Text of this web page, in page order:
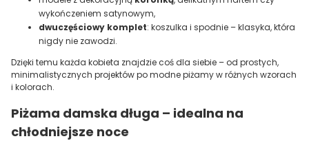
wykończeniem satynowym,
dwuczęściowy komplet: koszulka i spodnie – klasyka, która
nigdy nie zawodzi.
Dzięki temu każda kobieta znajdzie coś dla siebie – od prostych,
minimalistycznych projektów po modne piżamy w różnych wzorach
i kolorach.
Piżama damska długa – idealna na
chłodniejsze noce